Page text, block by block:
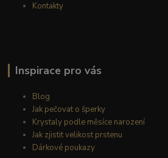
Kontakty
Inspirace pro vás
Blog
Jak pečovat o šperky
Krystaly podle měsíce narození
Jak zjistit velikost prstenu
Dárkové poukazy